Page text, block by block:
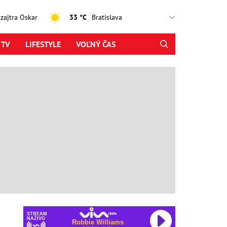
Oskar 33 °C
LIFESTYLE VOĽNÝ ČAS
STREAM
NAŽIVO
Robbie Williams